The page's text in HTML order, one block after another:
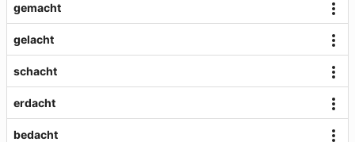
gemacht
gelacht
schacht
erdacht
bedacht